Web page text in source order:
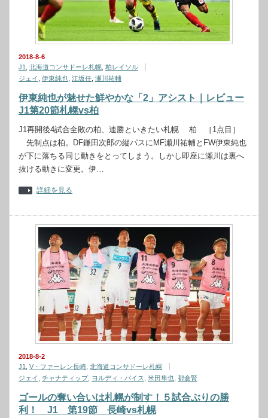
2018-8-6
J1
北海道コンサドーレ札幌 柏レイソル
ジェイ
伊東純也 江坂任 瀬川祐輔
伊東純也が魅せた鮮やかな「2」アシスト｜レビュー
J1第20節札幌vs柏
J1再開後4試合全敗の柏、連勝といきたい札幌 柏 ［1点目］
先制点は柏。DF鎌田次郎の縦パスにMF瀬川祐輔とFW伊東純也
が下に落ちる同じ動きをとってしまう。しかし即座に瀬川は裏へ
抜ける動きに変更。伊…
詳細を見る
2018-8-2
J1
V・ファーレン長崎 北海道コンサドーレ札幌
ジェイ
チャナティップ, ヨルディ・バイス 米田隼也 都倉賢
ゴールの奪い合いは札幌が制す！５試合ぶりの勝
利！ J1 第19節 長崎vs札幌